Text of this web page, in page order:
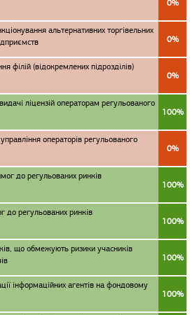
0%
альтернативних торгівельних
0%
філій (відокремлених підрозділів)
0%
ліцензій операторам регульованого
100%
операторів регульованого
0%
до регульованих ринків
100%
до регульованих ринків
100%
що обмежують ризики учасників
100%
інформаційних агентів на фондовому
100%